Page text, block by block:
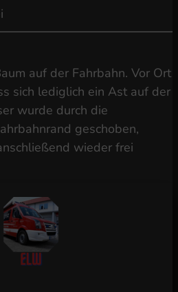
auf der Fahrbahn. Vor Ort
sich lediglich ein Ast auf der
wurde durch die
geschoben,
wieder frei